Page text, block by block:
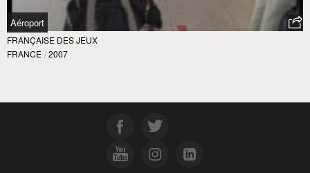
Aéroport
FRANÇAISE DES JEUX
FRANCE / 2007